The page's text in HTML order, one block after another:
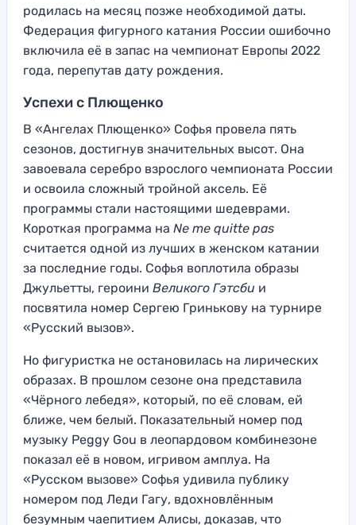
родилась на месяц позже необходимой даты.
Федерация фигурного катания России ошибочно
включила её в запас на чемпионат Европы 2022
года, перепутав дату рождения.
Успехи с Плющенко
В «Ангелах Плющенко» Софья провела пять
сезонов, достигнув значительных высот. Она
завоевала серебро взрослого чемпионата России
и освоила сложный тройной аксель. Её
программы стали настоящими шедеврами.
Короткая программа на Ne me quitte pas
считается одной из лучших в женском катании
за последние годы. Софья воплотила образы
Джульетты, героини Великого Гэтсби и
посвятила номер Сергею Гринькову на турнире
«Русский вызов».
Но фигуристка не остановилась на лирических
образах. В прошлом сезоне она представила
«Чёрного лебедя», который, по её словам, ей
ближе, чем белый. Показательный номер под
музыку Peggy Gou в леопардовом комбинезоне
показал её в новом, игривом амплуа. На
«Русском вызове» Софья удивила публику
номером под Леди Гагу, вдохновлённым
безумным чаепитием Алисы, доказав, что